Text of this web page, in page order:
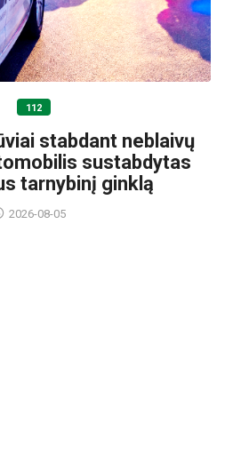
112
stabdant neblaivų
sustabdytas
tarnybinį ginklą
2026-08-05